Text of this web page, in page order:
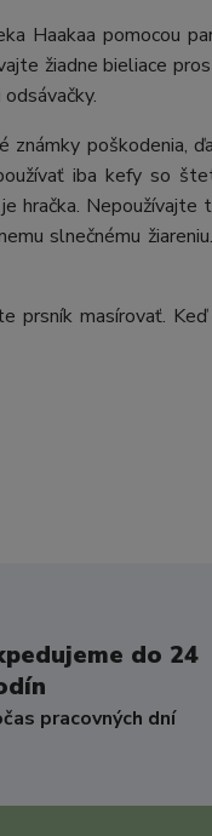
Haakaa pomocou
žiadne bieliace
poškodenia,
iba kefy so
hračka. Nepoužívajte
slnečnému
prsník masírovať.
do 24
pracovných dní